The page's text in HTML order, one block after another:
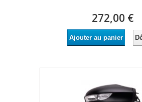
272,00 €
Ajouter au panier